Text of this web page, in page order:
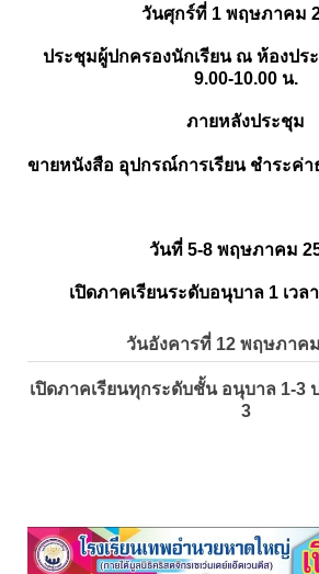
วันศุกร์ที่ 1 พฤษภาคม
ประชุมผู้ปกครองนักเรียน ณ ห้องประ
9.00-10.00 น.
ภายหลังประชุม
ขายหนังสือ อุปกรณ์การเรียน ชำระค่า
วันที่ 5-8 พฤษภาคม
เปิดภาคเรียนระดับอนุบาล 1 เวล
วันอังคารที่ 12 พฤษภาค
เปิดภาคเรียนทุกระดับชั้น อนุบาล 1-3
3